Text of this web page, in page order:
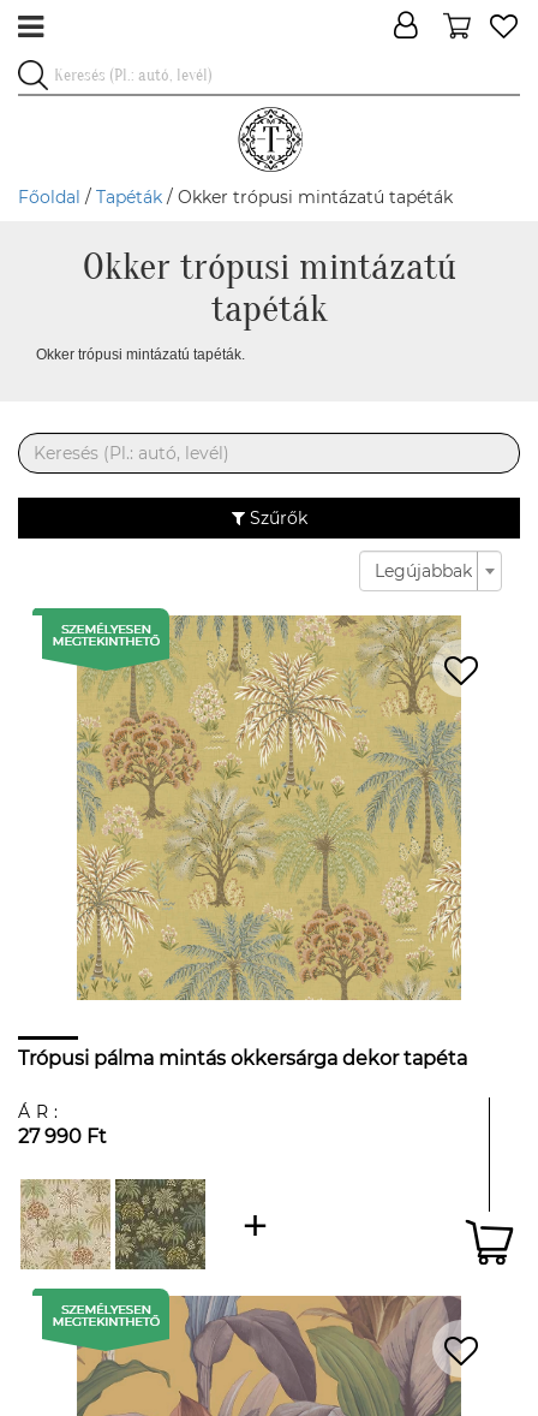
Főoldal / Tapéták / Okker trópusi mintázatú tapéták
Okker trópusi mintázatú
tapéták
Okker trópusi mintázatú tapéták.
Szűrők
Legújabbak
Trópusi pálma mintás okkersárga dekor tapéta
ÁR:
27 990 Ft